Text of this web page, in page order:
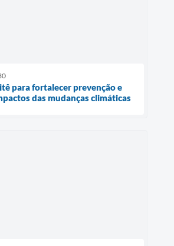
para fortalecer prevenção e
das mudanças climáticas